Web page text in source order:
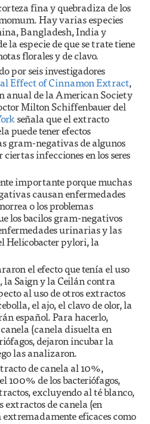
fina y quebradiza de los
Hay varias especies
Bangladesh, India y
la especie de que se trate tiene
florales y de clavo.
por seis investigadores
Effect of Cinnamon Extract,
anual de la American Society
Milton Schiffenbauer del
señala que el extracto
puede tener efectos
gram-negativas de algunos
infecciones en los seres
importante porque muchas
causan enfermedades
o los problemas
los bacilos gram-negativos
urinarias y las
Helicobacter pylori, la
el efecto que tenía el uso
la Saign y la Ceilán contra
al uso de otros extractos
el ajo, el clavo de olor, la
español. Para hacerlo,
(canela disuelta en
dejaron incubar la
las analizaron.
de canela al 10%,
100% de los bacteriófagos,
excluyendo al té blanco,
extractos de canela (en
eficaces como